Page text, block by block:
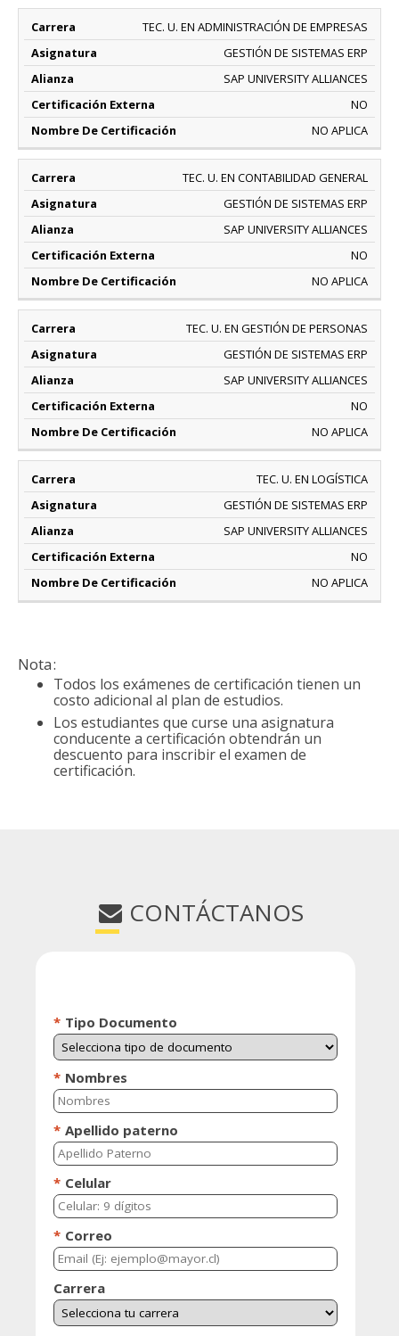
TEC. U. EN ADMINISTRACIÓN DE EMPRESAS
GESTIÓN DE SISTEMAS ERP
SAP UNIVERSITY ALLIANCES
NO
NO APLICA
TEC. U. EN CONTABILIDAD GENERAL
GESTIÓN DE SISTEMAS ERP
SAP UNIVERSITY ALLIANCES
NO
NO APLICA
TEC. U. EN GESTIÓN DE PERSONAS
GESTIÓN DE SISTEMAS ERP
SAP UNIVERSITY ALLIANCES
NO
NO APLICA
TEC. U. EN LOGÍSTICA
GESTIÓN DE SISTEMAS ERP
SAP UNIVERSITY ALLIANCES
NO
NO APLICA
Nota:
Todos los exámenes de certificación tienen un
costo adicional al plan de estudios.
Los estudiantes que curse una asignatura
conducente a certificación obtendrán un
descuento para inscribir el examen de
certificación.
CONTÁCTANOS